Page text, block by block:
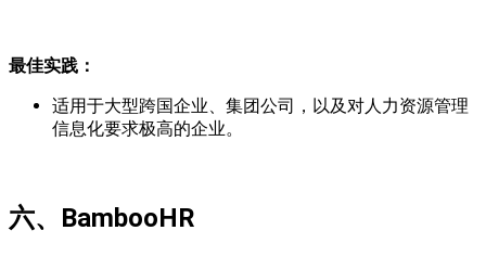
最佳实践 ：
适用于大型跨国企业、集团公司，以及对人力资源管理
信息化要求极高的企业。
六、BambooHR